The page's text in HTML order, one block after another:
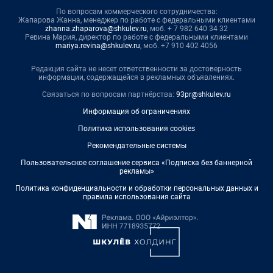
По вопросам коммерческого сотрудничества:
Жапарова Жанна, менеджер по работе с федеральными клиентами
zhanna.zhaparova@shkulev.ru, моб. + 7 982 640 34 32
Ревина Мария, директор по работе с федеральными клиентами
mariya.revina@shkulev.ru, моб. +7 910 402 4056
Редакция сайта не несет ответственности за достоверность
информации, содержащейся в рекламных объявлениях.
Связаться по вопросам партнёрства: 93pr@shkulev.ru
Информация об ограничениях
Политика использования cookies
Рекомендательные системы
Пользовательское соглашение сервиса «Подписка без баннерной
рекламы»
Политика конфиденциальности и обработки персональных данных и
правила использования сайта